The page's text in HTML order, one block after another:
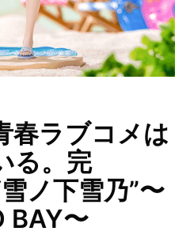
春ラブコメは
る。完
ノ下雪乃”〜
BAY〜